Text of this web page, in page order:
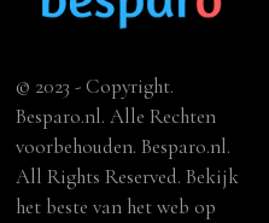
© 2023 - Copyright.
Besparo.nl. Alle Rechten
voorbehouden. Besparo.nl.
All Rights Reserved. Bekijk
het beste van het web op